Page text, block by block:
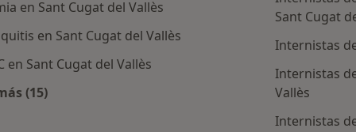
en Sant Cugat del Vallès
en Sant Cugat del Vallès
en Sant Cugat del Vallès
(15)
Sant Cugat
Internistas
Internistas
Vallès
Internistas